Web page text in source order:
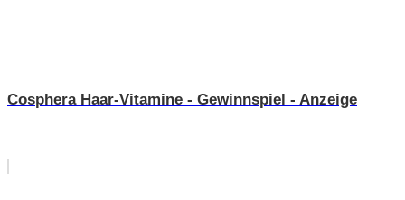
Cosphera Haar-Vitamine - Gewinnspiel - Anzeige